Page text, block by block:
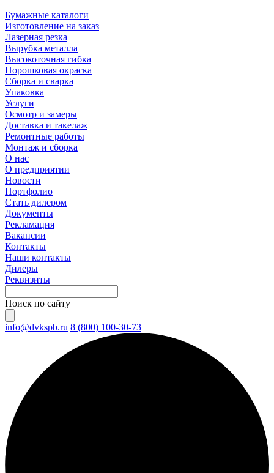
Бумажные каталоги
Изготовление на заказ
Лазерная резка
Вырубка металла
Высокоточная гибка
Порошковая окраска
Сборка и сварка
Упаковка
Услуги
Осмотр и замеры
Доставка и такелаж
Ремонтные работы
Монтаж и сборка
О нас
О предприятии
Новости
Портфолио
Стать дилером
Документы
Рекламация
Вакансии
Контакты
Наши контакты
Дилеры
Реквизиты
Поиск по сайту
info@dvkspb.ru 8 (800) 100-30-73